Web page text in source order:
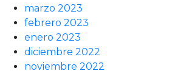
marzo 2023
febrero 2023
enero 2023
diciembre 2022
noviembre 2022